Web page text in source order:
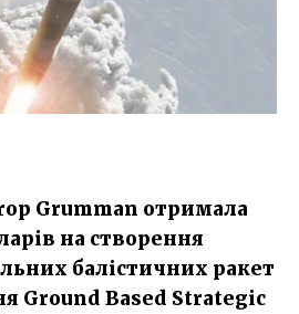
Grumman отримала
на створення
балістичних ракет
Ground Based Strategic